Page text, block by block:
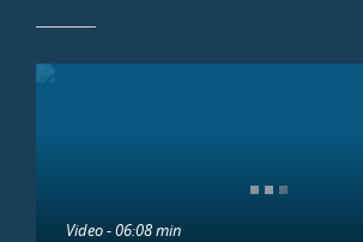
Video - 06:08 min